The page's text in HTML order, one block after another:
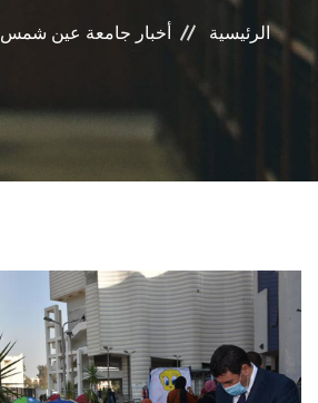
الرئيسية أخبار جامعة عين شمس